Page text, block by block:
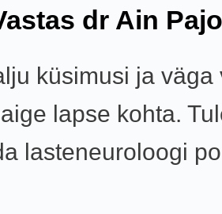
dr Ain
küsimusi ja väga
lapse kohta.
lasteneuroloogi